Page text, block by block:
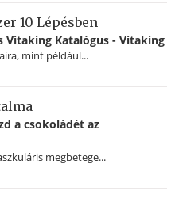
10 Lépésben
Vitaking Katalógus - Vitaking
mint például...
a csokoládét az
megbetege...